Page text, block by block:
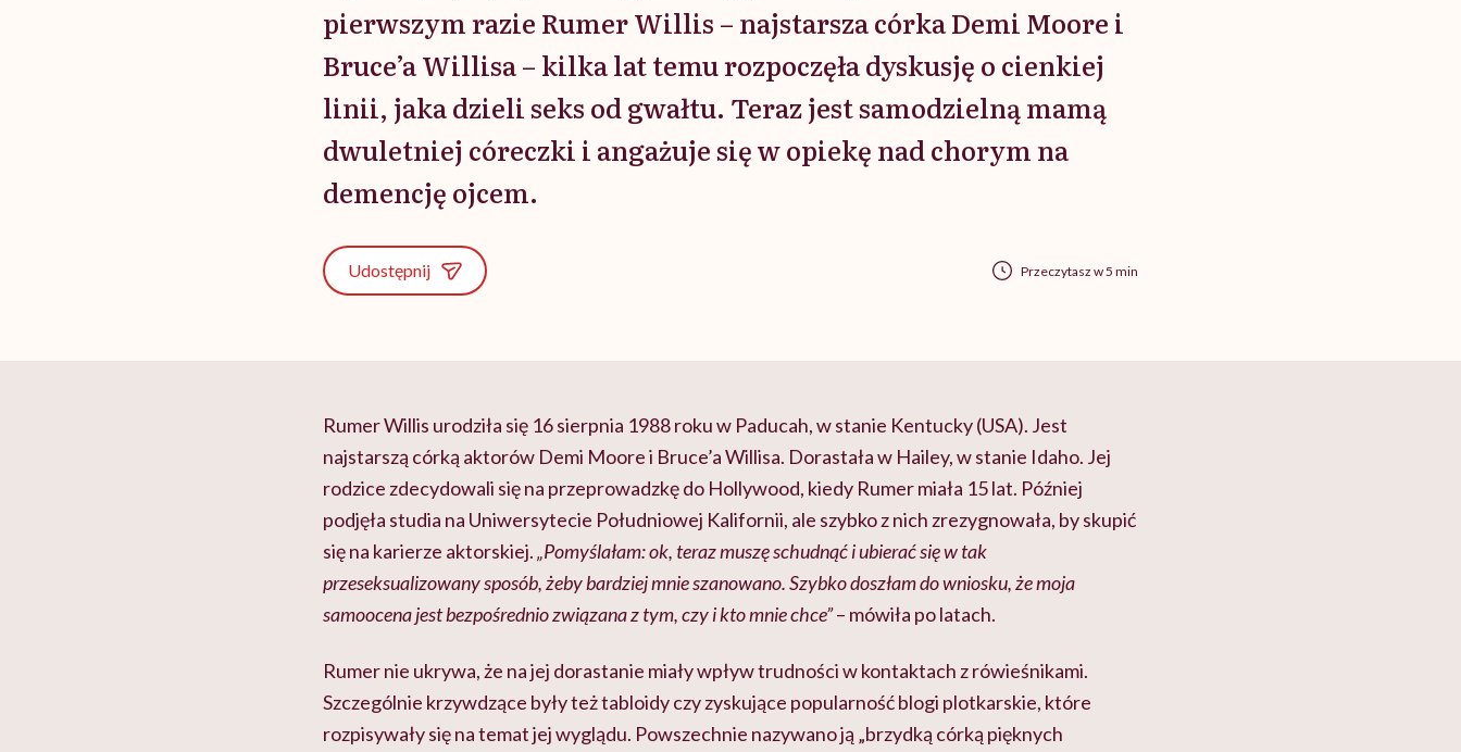
pierwszym razie Rumer Willis – najstarsza córka Demi Moore i
Bruce’a Willisa – kilka lat temu rozpoczęła dyskusję o cienkiej
linii, jaka dzieli seks od gwałtu. Teraz jest samodzielną mamą
dwuletniej córeczki i angażuje się w opiekę nad chorym na
demencję ojcem.
Udostępnij Przeczytasz w 5 min
Rumer Willis urodziła się 16 sierpnia 1988 roku w Paducah, w stanie Kentucky (USA). Jest
najstarszą córką aktorów Demi Moore i Bruce’a Willisa. Dorastała w Hailey, w stanie Idaho. Jej
rodzice zdecydowali się na przeprowadzkę do Hollywood, kiedy Rumer miała 15 lat. Później
podjęła studia na Uniwersytecie Południowej Kalifornii, ale szybko z nich zrezygnowała, by skupić
się na karierze aktorskiej.„Pomyślałam: ok, teraz muszę schudnąć i ubierać się w tak
przeseksualizowany sposób, żeby bardziej mnie szanowano. Szybko doszłam do wniosku, że moja
samoocena jest bezpośrednio związana z tym, czy i kto mnie chce”– mówiła po latach.
Rumer nie ukrywa, że na jej dorastanie miały wpływ trudności w kontaktach z rówieśnikami.
Szczególnie krzywdzące były też tabloidy czy zyskujące popularność blogi plotkarskie, które
rozpisywały się na temat jej wyglądu. Powszechnie nazywano ją „brzydką córką pięknych